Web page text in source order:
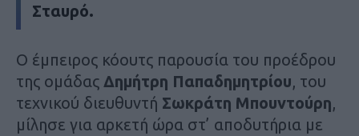
Σταυρό.
Ο έμπειρος κόουτς παρουσία του προέδρου
της ομάδας Δημήτρη Παπαδημητρίου, του
τεχνικού διευθυντή Σωκράτη Μπουντούρη,
μίλησε για αρκετή ώρα στ’ αποδυτήρια με